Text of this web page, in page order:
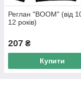
Реглан "BOOM" (від
12 років)
207 ₴
Купити